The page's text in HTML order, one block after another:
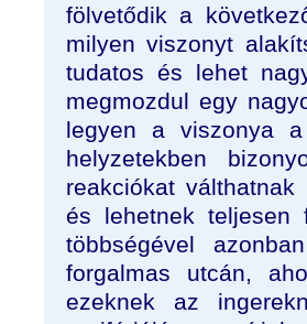
fölvetődik a
milyen viszonyt
tudatos és lehet
megmozdul egy
legyen a viszonya a
helyzetekben
reakciókat
és lehetnek teljesen
többségével
forgalmas utcán,
ezeknek az